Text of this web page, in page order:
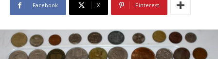
Facebook X Pinterest